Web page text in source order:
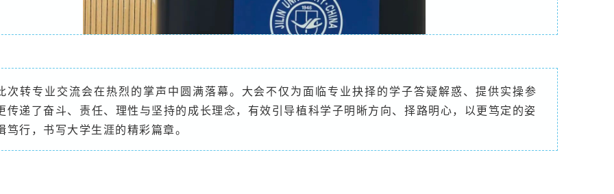
次转专业交流会在热烈的掌声中圆满落幕。大会不仅为面临专业抉择的学子答疑解惑、提供实操参
传递了奋斗、责任、理性与坚持的成长理念，有效引导植科学子明晰方向、择路明心，以更笃定的姿
笃行，书写大学生涯的精彩篇章。